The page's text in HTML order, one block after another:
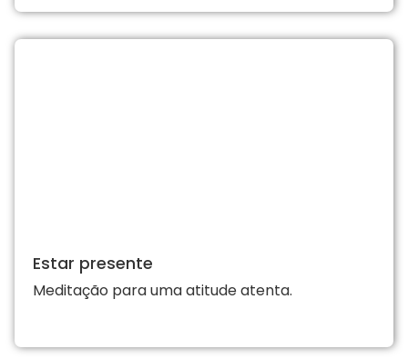
Estar presente
Meditação para uma atitude atenta.